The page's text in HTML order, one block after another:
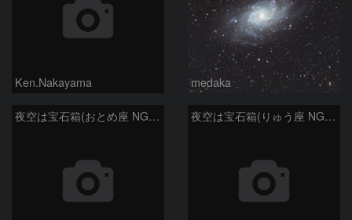
Ken.Nakayama medaka
夜空は宝石箱(おとめ座 NGC5566) Seestar50 夜空は宝石箱(りゅう座 NGC6503) Seestar50